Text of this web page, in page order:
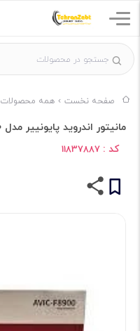
صفحه نخست همه محصولات
مانیتور اندروید پایونییر مدل AVIC-F8900
کد : 11837887